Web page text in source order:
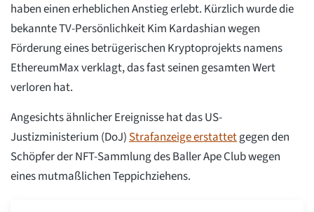
haben einen erheblichen Anstieg erlebt. Kürzlich wurde die
bekannte TV-Persönlichkeit Kim Kardashian wegen
Förderung eines betrügerischen Kryptoprojekts namens
EthereumMax verklagt, das fast seinen gesamten Wert
verloren hat.
Angesichts ähnlicher Ereignisse hat das US-
Justizministerium (DoJ)Strafanzeige erstattetgegen den
Schöpfer der NFT-Sammlung des Baller Ape Club wegen
eines mutmaßlichen Teppichziehens.